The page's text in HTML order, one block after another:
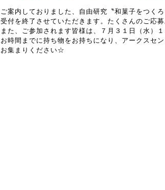
ご案内しておりました、自由研究〝和菓子をつく
受付を終了させていただきます。たくさんのご応
また、ご参加されます皆様は、７月３１日（水）
お時間までに持ち物をお持ちになり、アークスセ
お集まりください☆